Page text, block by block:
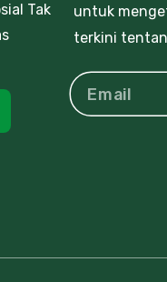
Tak
untuk
terkini